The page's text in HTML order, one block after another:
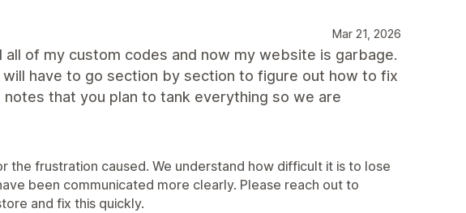
Mar 21, 2026
of my custom codes and now my website is garbage.
have to go section by section to figure out how to fix
that you plan to tank everything so we are
the frustration caused. We understand how difficult it is to lose
been communicated more clearly. Please reach out to
and fix this quickly.